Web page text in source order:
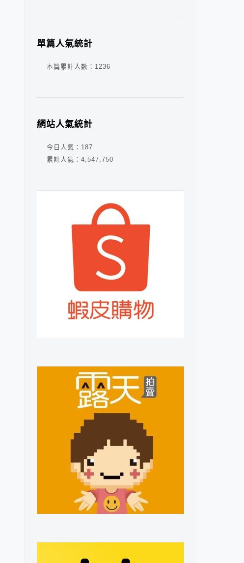
單篇人氣統計
本篇累計人數： 1236
網站人氣統計
今日人氣： 187
累計人氣： 4,547,750